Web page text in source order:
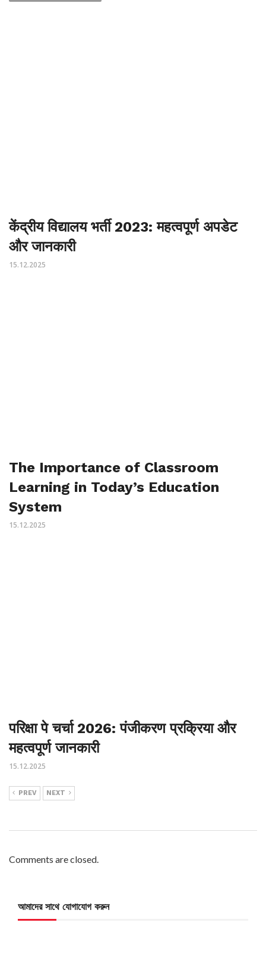
केंद्रीय विद्यालय भर्ती 2023: महत्वपूर्ण अपडेट
और जानकारी
15.12.2025
The Importance of Classroom
Learning in Today’s Education
System
15.12.2025
परिक्षा पे चर्चा 2026: पंजीकरण प्रक्रिया और
महत्वपूर्ण जानकारी
15.12.2025
PREV NEXT
Comments are closed.
আমাদের সাথে যোগাযোগ করুন